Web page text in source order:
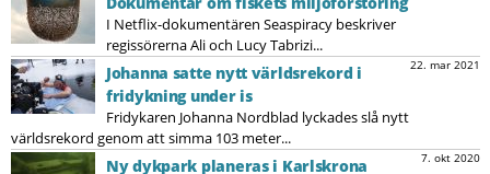
I Netflix-dokumentären Seaspiracy beskriver
regissörerna Ali och Lucy Tabrizi...
22. mar 2021
Johanna satte nytt världsrekord i
fridykning under is
Fridykaren Johanna Nordblad lyckades slå nytt
världsrekord genom att simma 103 meter...
7. okt 2020
Ny dykpark planeras i Karlskrona